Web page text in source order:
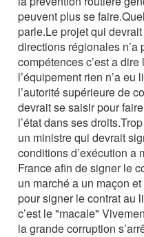
peuvent plus se
parle.Le projet qui
directions régionales
compétences c’est a
l’équipement rien n’a
l’autorité supérieure de
devrait se saisir pour
l’état dans ses
un ministre qui devrait
conditions d’exécution a
France afin de signer le
un marché a un maçon
pour signer le contrat au
c’est le "macale"
la grande corruption